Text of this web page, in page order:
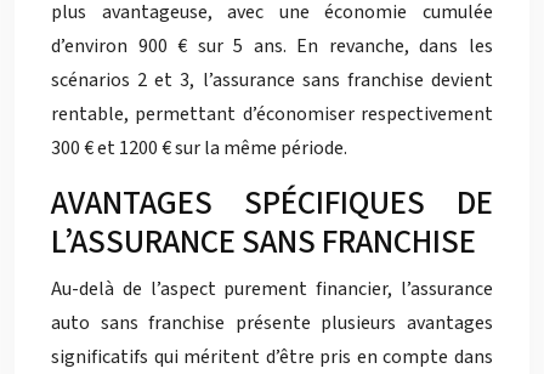
plus avantageuse, avec une économie cumulée
d’environ 900 € sur 5 ans. En revanche, dans les
scénarios 2 et 3, l’assurance sans franchise devient
rentable, permettant d’économiser respectivement
300 € et 1200 € sur la même période.
AVANTAGES SPÉCIFIQUES DE
L’ASSURANCE SANS FRANCHISE
Au-delà de l’aspect purement financier, l’assurance
auto sans franchise présente plusieurs avantages
significatifs qui méritent d’être pris en compte dans